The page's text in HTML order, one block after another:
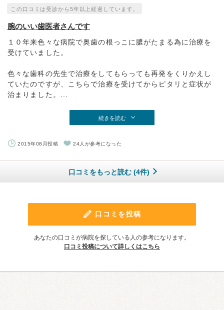
この口コミは受診から5年以上経過しています。
腕のいい歯医者さんです
１０年来色々な病院で奥歯の根っこに膿がたまる為に治療を
受けていました。
色々な歯科の先生で治療をしてもらっても再発をくりかえし
ていたのですが、こちらで治療を受けてからピタリと症状が
治まりました。...
続きを読む
2015年08月投稿 24人が参考になった
口コミをもっと読む (4件)
口コミを投稿
あなたの口コミが病院を探している人の参考になります。
口コミ投稿について詳しくはこちら